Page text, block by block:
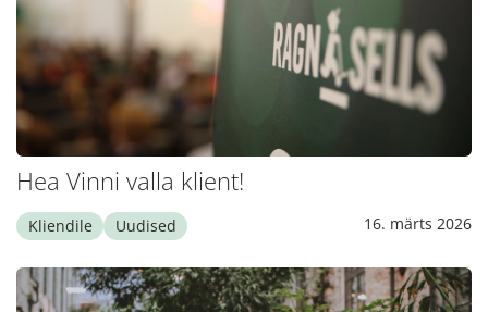
Hea Vinni valla klient!
Kliendile Uudised 16. märts 2026